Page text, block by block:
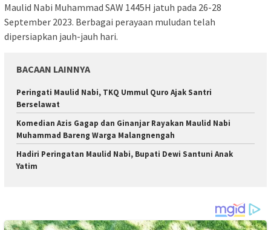
Maulid Nabi Muhammad SAW 1445H jatuh pada 26-28
September 2023. Berbagai perayaan muludan telah
dipersiapkan jauh-jauh hari.
BACAAN LAINNYA
Peringati Maulid Nabi, TKQ Ummul Quro Ajak Santri
Berselawat
Komedian Azis Gagap dan Ginanjar Rayakan Maulid Nabi
Muhammad Bareng Warga Malangnengah
Hadiri Peringatan Maulid Nabi, Bupati Dewi Santuni Anak
Yatim